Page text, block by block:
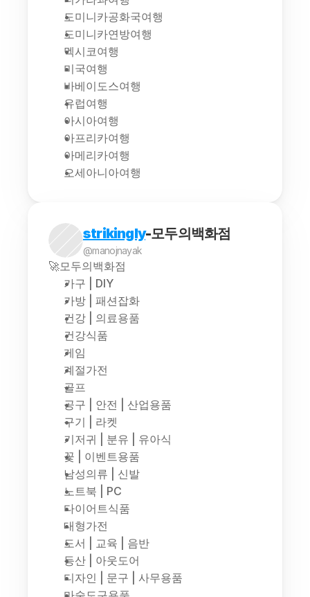
도미니카공화국여행
도미니카연방여행
멕시코여행
미국여행
바베이도스여행
유럽여행
아시아여행
아프리카여행
아메리카여행
오세아니아여행
strikingly-모두의백화점
@manojnayak
🚀모두의백화점
가구 | DIY
가방 | 패션잡화
건강 | 의료용품
건강식품
게임
계절가전
골프
공구 | 안전 | 산업용품
구기 | 라켓
기저귀 | 분유 | 유아식
꽃 | 이벤트용품
남성의류 | 신발
노트북 | PC
다이어트식품
대형가전
도서 | 교육 | 음반
등산 | 아웃도어
디자인 | 문구 | 사무용품